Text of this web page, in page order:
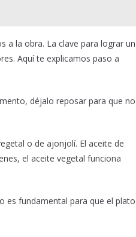
a la obra. La clave para lograr un
Aquí te explicamos paso a
déjalo reposar para que no
o de ajonjolí. El aceite de
el aceite vegetal funciona
es fundamental para que el plato